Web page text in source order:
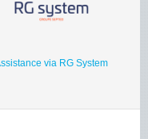
via RG System